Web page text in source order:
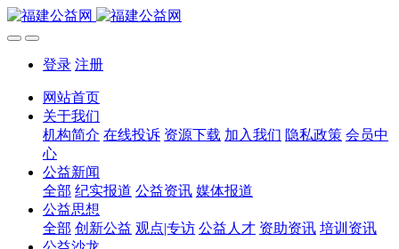
登录 注册
网站首页
关于我们
机构简介 在线投诉 资源下载 加入我们 隐私政策 会员中
心
公益新闻
全部 纪实报道 公益资讯 媒体报道
公益思想
全部 创新公益 观点|专访 公益人才 资助资讯 培训资讯